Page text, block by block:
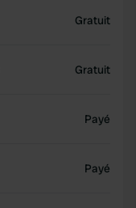
Gratuit
Gratuit
Payé
Payé